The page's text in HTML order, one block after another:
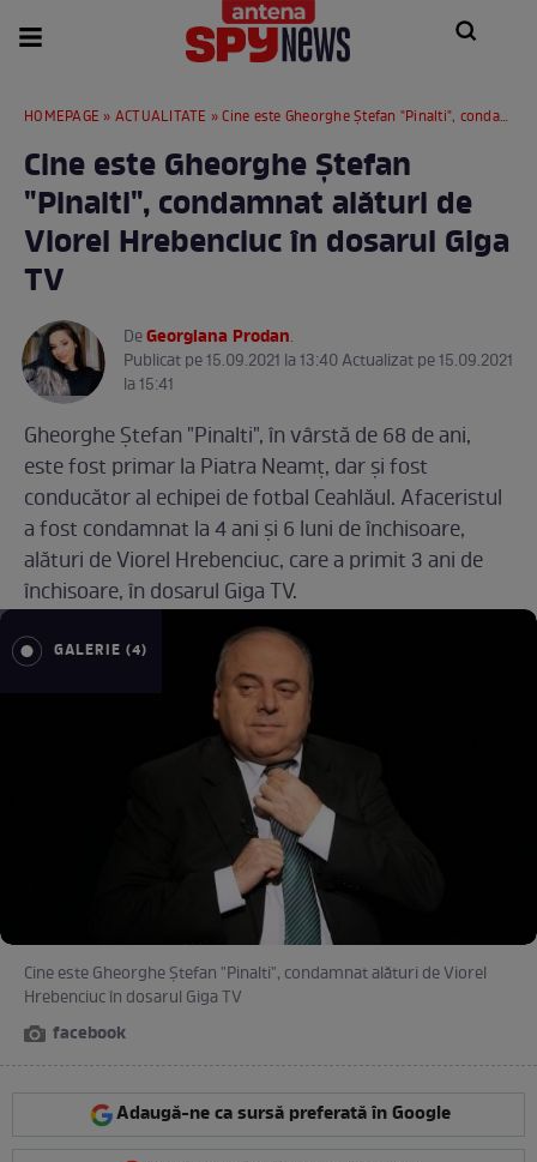
HOMEPAGE » ACTUALITATE » Cine este Gheorghe Ștefan "Pinalti", condamnat alături de Viorel Hrebenciuc în dosarul Giga TV
Cine este Gheorghe Ștefan
"Pinalti", condamnat alături de
Viorel Hrebenciuc în dosarul Giga
TV
DeGeorgiana Prodan.
Publicat pe 15.09.2021 la 13:40 Actualizat pe 15.09.2021
la 15:41
Gheorghe Ștefan "Pinalti", în vârstă de 68 de ani,
este fost primar la Piatra Neamț, dar și fost
conducător al echipei de fotbal Ceahlăul. Afaceristul
a fost condamnat la 4 ani și 6 luni de închisoare,
alături de Viorel Hrebenciuc, care a primit 3 ani de
închisoare, în dosarul Giga TV.
GALERIE (4)
Cine este Gheorghe Ștefan "Pinalti", condamnat alături de Viorel
Hrebenciuc în dosarul Giga TV
facebook
Adaugă-ne ca sursă preferată în Google